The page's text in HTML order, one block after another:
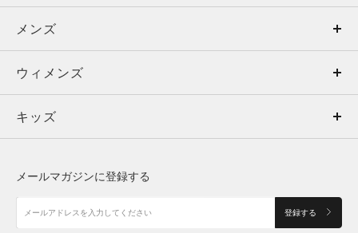
メンズ
ウィメンズ
キッズ
アクセサリー
メンズ
トップス
ボトムス
アクセサリー
ウィメンズ
トップス
シューズ
キッズ
メールマガジンに登録する
登録する